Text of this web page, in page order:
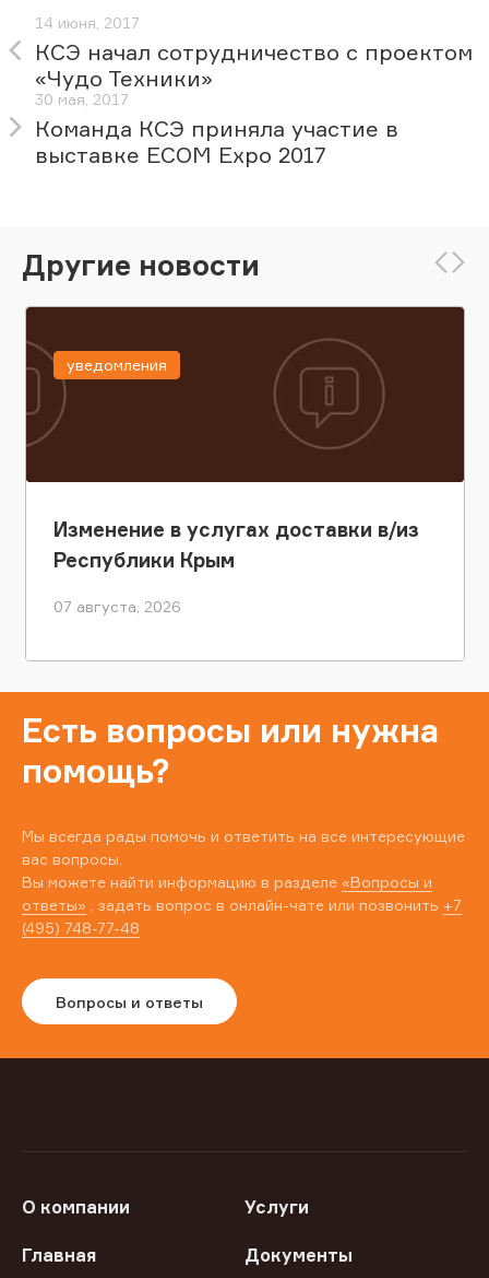
14 июня, 2017
КСЭ начал сотрудничество с проектом
«Чудо Техники»
30 мая, 2017
Команда КСЭ приняла участие в
выставке ECOM Expo 2017
Другие новости
Изменение в услугах доставки в/из
Республики Крым
07 августа, 2026
уведомления
Есть вопросы или нужна
помощь?
Мы всегда рады помочь и ответить на все интересующие
вас вопросы.
Вы можете найти информацию в разделе «Вопросы и
ответы» , задать вопрос в онлайн-чате или позвонить +7
(495) 748-77-48
Вопросы и ответы
О компании Услуги
Главная Документы